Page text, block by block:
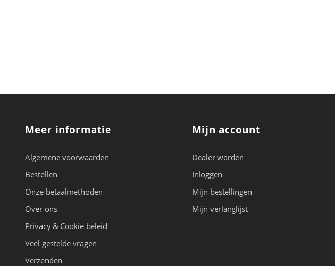
Meer informatie
Algemene voorwaarden
Bestellen
Onze betaalmethoden
Over ons
Privacy & Cookie beleid
Veel gestelde vragen
Verzenden
Mijn account
Dealer worden
Inloggen
Mijn bestellingen
Mijn verlanglijst